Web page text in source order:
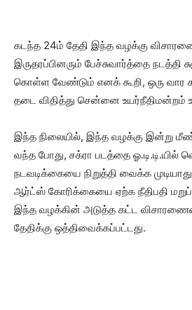
கடந்த 24ம் தேதி இந்த வழக்கு
இருதரப்பினரும் பேச்சுவார்த்தை நடத்தி
கொள்ள வேண்டும் எனக் கூறி, ஒரு வார
தடை விதித்து சென்னை உயர்நீதிமன்றம்
இந்த நிலையில், இந்த வழக்கு இன்று
வந்த போது, சக்ரா படத்தை ஓ.டி.டி.யில்
நடவடிக்கையை நிறுத்தி வைக்க
ஆர்ட்ஸ் கோரிக்கையை ஏற்க நீதிபதி
இந்த வழக்கின் அடுத்த கட்ட
தேதிக்கு ஒத்திவைக்கப்பட்டது.